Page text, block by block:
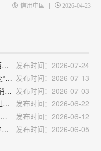
信用中国 | 2026-04-23
1.信用中国：创新“信用+审批”模式 西宁市持续优化营商环境
发布时间：2026-07-24
2.信用中国：辽宁抚顺：“医保凭证”变“信用通行证” 发布时间：2026-07-13
3.法治日报：恪守诚信底线共护良好消费环境 发布时间：2026-07-03
4.信用中国：江苏：深化“信用＋”渐进式执法 加强社会信用体系建设
发布时间：2026-06-22
5.中国质量新闻网：江西鹰潭“鹰诚有信”一键查询商户信用
发布时间：2026-06-12
6.信用中国：江阴交通：执法+普法护航春假旅游客运诚信线
发布时间：2026-06-05